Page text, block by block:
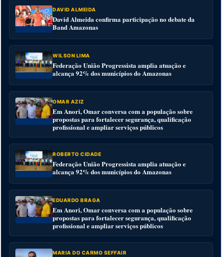
DAVID ALMEIDA
David Almeida confirma participação no debate da
Band Amazonas
WILSON LIMA
Federação União Progressista amplia atuação e
alcança 92% dos municípios do Amazonas
OMAR AZIZ
Em Anori, Omar conversa com a população sobre
propostas para fortalecer segurança, qualificação
profissional e ampliar serviços públicos
ROBERTO CIDADE
Federação União Progressista amplia atuação e
alcança 92% dos municípios do Amazonas
EDUARDO BRAGA
Em Anori, Omar conversa com a população sobre
propostas para fortalecer segurança, qualificação
profissional e ampliar serviços públicos
MARIA DO CARMO SEFFAIR